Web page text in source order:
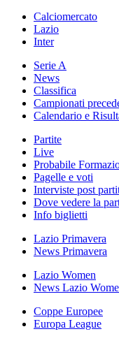
Calciomercato
Lazio
Inter
Serie A
News
Classifica
Campionati
Calendario e
Partite
Live
Probabile
Pagelle e voti
Interviste post
Dove vedere la
Info biglietti
Lazio Primavera
News Primavera
Lazio Women
News Lazio
Coppe Europee
Europa League